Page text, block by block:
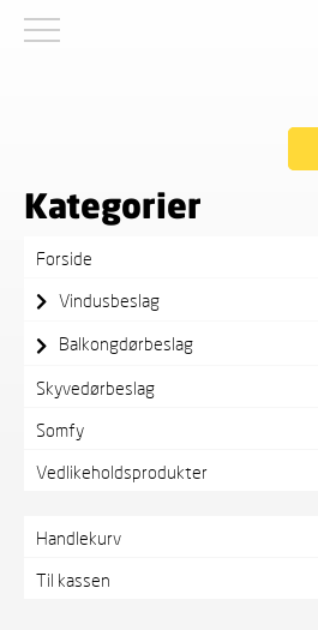
Kategorier
Forside
Vindusbeslag
Balkongdørbeslag
Skyvedørbeslag
Somfy
Vedlikeholdsprodukter
Handlekurv
Til kassen